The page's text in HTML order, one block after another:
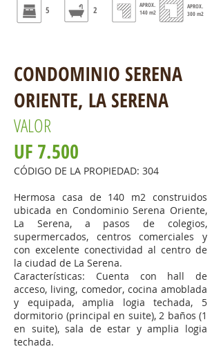
APROX.
140 m2
APROX.
300 m2
2
5
CONDOMINIO SERENA
ORIENTE, LA SERENA
VALOR
UF 7.500
CÓDIGO DE LA PROPIEDAD: 304
Hermosa casa de 140 m2 construidos
ubicada en Condominio Serena Oriente,
La Serena, a pasos de colegios,
supermercados, centros comerciales y
con excelente conectividad al centro de
la ciudad de La Serena.
Características: Cuenta con hall de
acceso, living, comedor, cocina amoblada
y equipada, amplia logia techada, 5
dormitorio (principal en suite), 2 baños (1
en suite), sala de estar y amplia logia
techada.